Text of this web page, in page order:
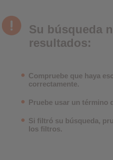
Su búsqueda
resultados:
Compruebe que haya
correctamente.
Pruebe usar un término
Si filtró su búsqueda,
los filtros.